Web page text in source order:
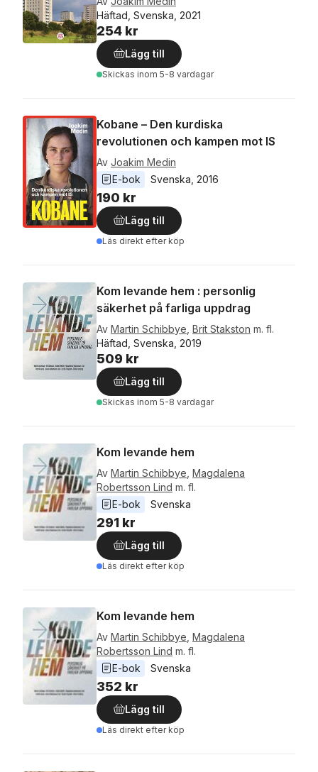
Häftad, Svenska, 2021
254 kr
Lägg till
Skickas inom 5-8 vardagar
Kobane – Den kurdiska
revolutionen och kampen mot IS
Av Joakim Medin
E-bok
Svenska 2016
190 kr
Lägg till
Läs direkt efter köp
Kom levande hem : personlig
säkerhet på farliga uppdrag
Av Martin Schibbye Brit Stakston m. fl.
Häftad, Svenska, 2019
509 kr
Lägg till
Skickas inom 5-8 vardagar
Kom levande hem
Av Martin Schibbye Magdalena
Robertsson Lind m. fl.
E-bok
Svenska
291 kr
Lägg till
Läs direkt efter köp
Kom levande hem
Av Martin Schibbye Magdalena
Robertsson Lind m. fl.
E-bok
Svenska
352 kr
Lägg till
Läs direkt efter köp